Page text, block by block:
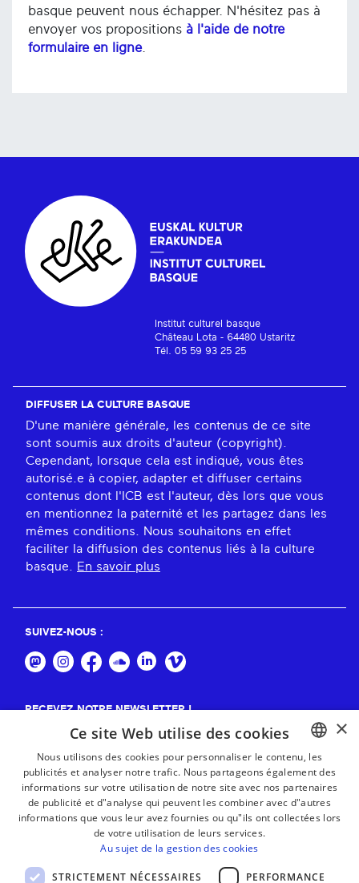
basque peuvent nous échapper. N'hésitez pas à
envoyer vos propositions à l'aide de notre
formulaire en ligne.
Institut culturel basque
Château Lota - 64480 Ustaritz
Tél. 05 59 93 25 25
DIFFUSER LA CULTURE BASQUE
D'une manière générale, les contenus de ce site
sont soumis aux droits d'auteur (copyright).
Cependant, lorsque cela est indiqué, vous êtes
autorisé.e à copier, adapter et diffuser certains
contenus dont l'ICB est l'auteur, dès lors que vous
en mentionnez la paternité et les partagez dans les
mêmes conditions. Nous souhaitons en effet
faciliter la diffusion des contenus liés à la culture
basque. En savoir plus
SUIVEZ-NOUS :
RECEVEZ NOTRE NEWSLETTER !
BASQUE
FRENCH
×
Ce site Web utilise des cookies
Nous utilisons des cookies pour personnaliser le contenu, les
publicités et analyser notre trafic. Nous partageons également des
informations sur votre utilisation de notre site avec nos partenaires
de publicité et d"analyse qui peuvent les combiner avec d"autres
informations que vous leur avez fournies ou qu"ils ont collectées lors
de votre utilisation de leurs services.
Au sujet de la gestion des cookies
STRICTEMENT NÉCESSAIRES PERFORMANCE